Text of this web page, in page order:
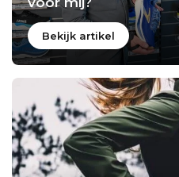
Bekijk artikel